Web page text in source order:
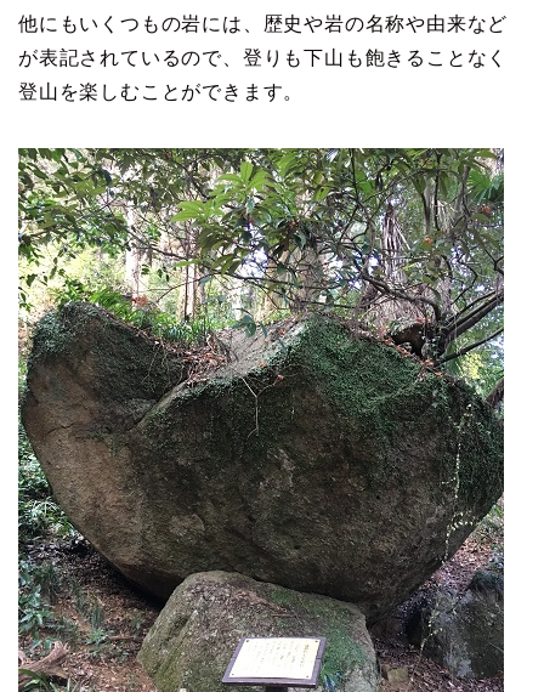
他にもいくつもの岩には、歴史や岩の名称や由来など
が表記されているので、登りも下山も飽きることなく
登山を楽しむことができます。